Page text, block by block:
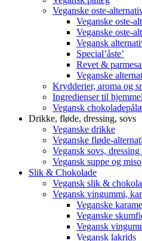
Veganske oste-
Veganske oste-
Veganske oste-
Vegansk
Special’åste’
Revet &
Veganske
Krydderier, aroma og
Ingredienser til
Vegansk
Drikke, fløde, dressing, sovs
Veganske drikke
Veganske fløde-
Vegansk sovs,
Vegansk suppe og miso
Slik & Chokolade
Vegansk slik &
Vegansk vingummi,
Veganske
Veganske
Vegansk
Vegansk lakrids